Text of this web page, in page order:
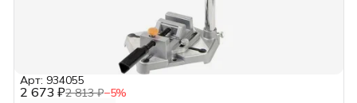
2 673 ₽2 813 ₽−5%
Арт: 934055